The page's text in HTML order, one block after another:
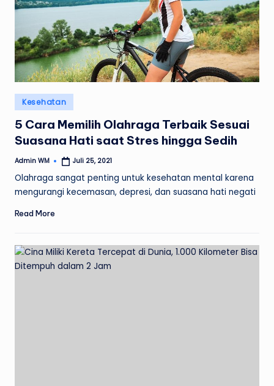
Posted
in
Kesehatan
5 Cara Memilih Olahraga Terbaik Sesuai
Suasana Hati saat Stres hingga Sedih
Posted
Admin WM Juli 25, 2021
Olahraga sangat penting untuk kesehatan mental karena
mengurangi kecemasan, depresi, dan suasana hati negati
Read More